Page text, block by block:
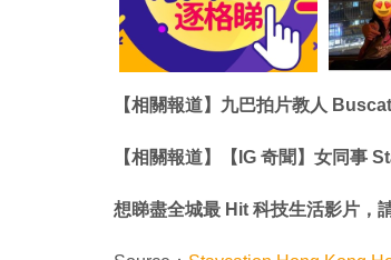
【相關報道】九巴拍片教人
【相關報道】​​​​​​​【IG 奇聞】女同事
想睇盡全城最 Hit 科技生活影片，